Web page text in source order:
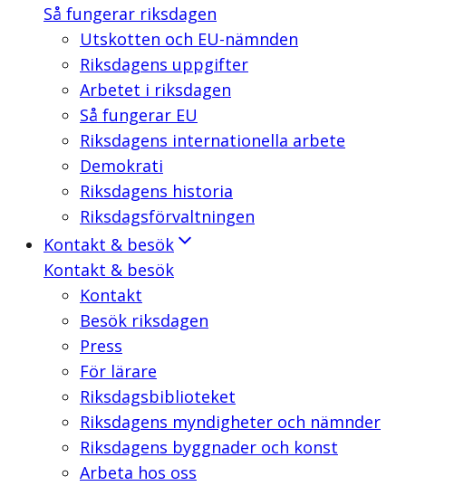
Så fungerar riksdagen
Utskotten och EU-nämnden
Riksdagens uppgifter
Arbetet i riksdagen
Så fungerar EU
Riksdagens internationella arbete
Demokrati
Riksdagens historia
Riksdagsförvaltningen
Kontakt & besök
Kontakt & besök
Kontakt
Besök riksdagen
Press
För lärare
Riksdagsbiblioteket
Riksdagens myndigheter och nämnder
Riksdagens byggnader och konst
Arbeta hos oss